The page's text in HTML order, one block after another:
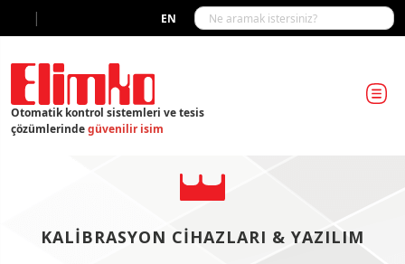
EN
|
Otomatik kontrol sistemleri ve tesis
çözümlerindegüvenilir isim
KALIBRASYON CIHAZLARI & YAZILIM